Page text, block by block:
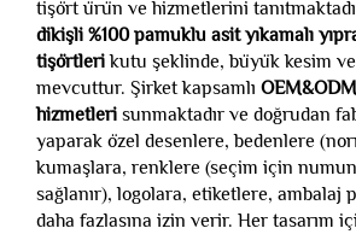
tişört ürün ve hizmetlerini
dikişli %100 pamuklu asit yıkamalı
tişörtlerikutu şeklinde, büyük kesim
mevcuttur. Şirket kapsamlı
hizmetleri sunmaktadır ve doğrudan
yaparak özel desenlere, bedenlere
kumaşlara, renklere (seçim için
sağlanır), logolara, etiketlere, ambalaj
daha fazlasına izin verir. Her tasarım